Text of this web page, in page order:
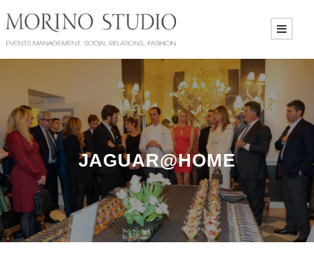
JAGUAR@HOME